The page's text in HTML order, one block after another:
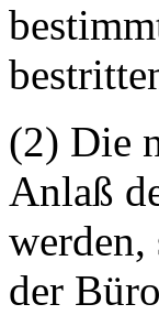
(2) Die
Anlaß
werden,
der